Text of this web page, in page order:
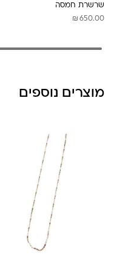
שרשרת חמסה
₪ 650.00
מוצרים נוספים